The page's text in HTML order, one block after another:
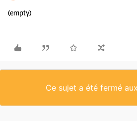
(empty)
Ce sujet a été fermé